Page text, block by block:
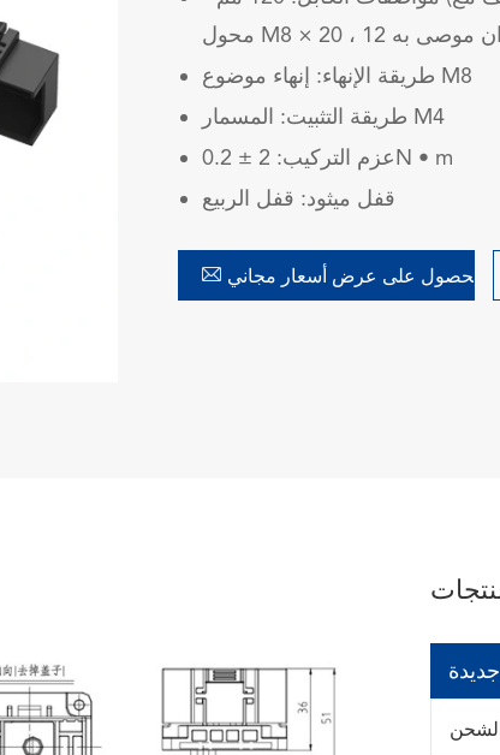
طريقة الإنهاء: إنهاء موضوع M8
طريقة التثبيت: المسمار M4
عزم التركيب: 2 ± 0.2N • m
قفل ميثود: قفل الربيع
 الحصول على عرض أسعار مجاني